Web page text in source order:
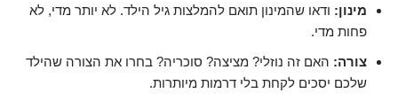
מינון: ודאו שהמינון תואם להמלצות גיל הילד. לא יותר מדי, לא
פחות מדי.
צורה: האם זה נוזלי? מציצה? סוכריה? בחרו את הצורה שהילד
שלכם יסכים לקחת בלי דרמות מיותרות.